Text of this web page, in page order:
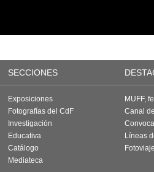
SECCIONES
Exposiciones
Fotografías del CdF
Investigación
Educativa
Catálogo
Mediateca
MUFF,
Canal
Líneas